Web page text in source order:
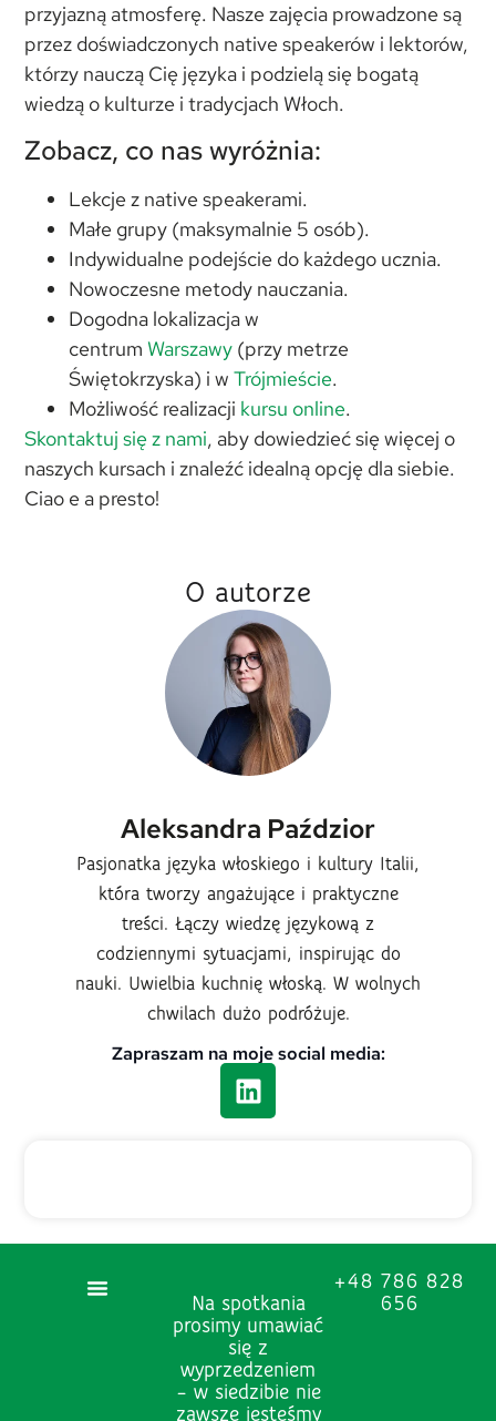
przyjazną atmosferę. Nasze zajęcia prowadzone są
przez doświadczonych native speakerów i lektorów,
którzy nauczą Cię języka i podzielą się bogatą
wiedzą o kulturze i tradycjach Włoch.
Zobacz, co nas wyróżnia:
Lekcje z native speakerami.
Małe grupy (maksymalnie 5 osób).
Indywidualne podejście do każdego ucznia.
Nowoczesne metody nauczania.
Dogodna lokalizacja w
centrumWarszawy (przy metrze
Świętokrzyska) i wTrójmieście.
Możliwość realizacji kursu online.
Skontaktuj się z nami, aby dowiedzieć się więcej o
naszych kursach i znaleźć idealną opcję dla siebie.
Ciao e a presto!
O autorze
Aleksandra Paździor
Pasjonatka języka włoskiego i kultury Italii,
która tworzy angażujące i praktyczne
treści. Łączy wiedzę językową z
codziennymi sytuacjami, inspirując do
nauki. Uwielbia kuchnię włoską. W wolnych
chwilach dużo podróżuje.
Zapraszam na moje social media:
Na spotkania
prosimy umawiać
się z
wyprzedzeniem
– w siedzibie nie
zawsze jesteśmy
+48 786 828
656